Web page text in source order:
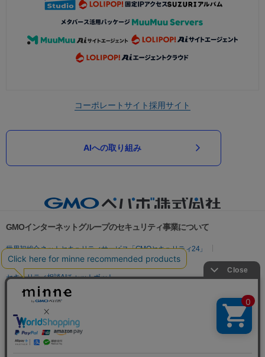
コーポレートサイト採用サイト
AIへの取り組み
GMOインターネットグループのセキュリティ事業について
世界初総合ネットセキュリティサービス「GMOセキュリティ24」
パスワード漏洩診断
Webサイトリスク診断
セキュリティ相談AIチャットボット
実在証明・盗聴対策
サイバー攻撃対策（GMO Flatt Security）
セキュリティ事業の軌跡